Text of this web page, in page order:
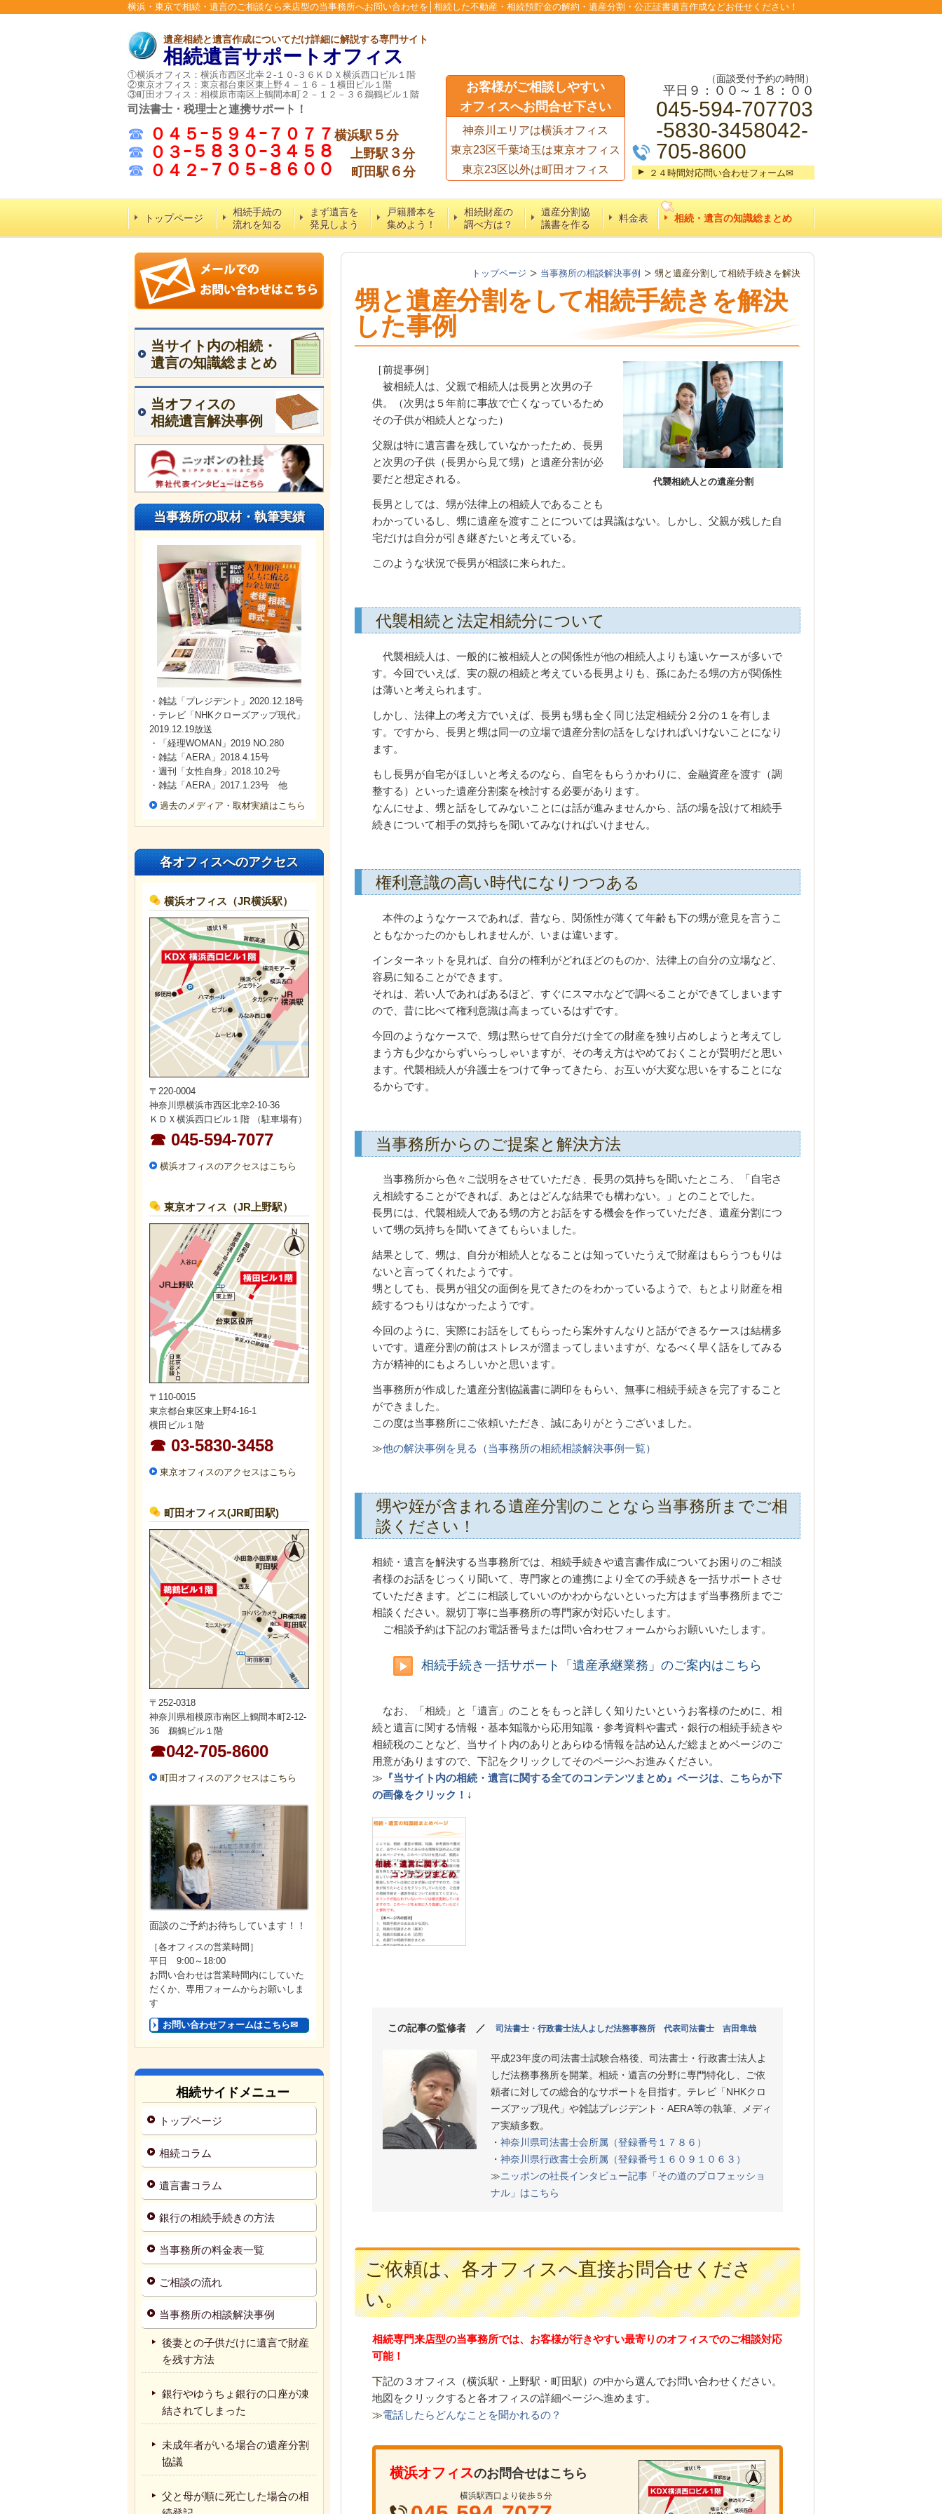
横浜・東京で相続・遺言のご相談なら来店型の当事務所へお問い合わせを│相続した不動産・相続預貯金の解約・遺産分割・公正証書遺言作成などお任せください！
遺産相続と遺言作成についてだけ詳細に解説する専門サイト
相続遺言サポートオフィス
①横浜オフィス：横浜市西区北幸２-１０-３６ＫＤＸ横浜西口ビル１階
②東京オフィス：東京都台東区東上野４－１６－１横田ビル１階
③町田オフィス：相模原市南区上鶴間本町２－１２－３６鵜鶴ビル１階
司法書士・税理士と連携サポート！
☎ ０４５ｰ５９４ｰ７０７７ 横浜駅 ５ 分
☎ ０３ｰ５８３０ｰ３４５８ 上野駅 ３ 分
☎ ０４２ｰ７０５ｰ８６００ 町田駅 ６ 分
お客様がご相談しやすい
オフィスへお問合せ下さい
神奈川エリアは横浜オフィス
東京23区千葉埼玉は東京オフィス
東京23区以外は町田オフィス
（面談受付予約の時間）
平日９：００～１８：００
045-594-707703
-5830-3458042-
705-8600
２４時間対応問い合わせフォーム✉
トップページ
相続手続の
流れを知る
まず遺言を
発見しよう
戸籍謄本を
集めよう！
相続財産の
調べ方は？
遺産分割協
議書を作る
料金表 相続・遺言の知識総まとめ
トップページ 当事務所の相談解決事例 甥と遺産分割して相続手続きを解決
甥と遺産分割をして相続手続きを解決
した事例
代襲相続人との遺産分割
［前提事例］
被相続人は、父親で相続人は長男と次男の子
供。（次男は５年前に事故で亡くなっているため
その子供が相続人となった）
父親は特に遺言書を残していなかったため、長男
と次男の子供（長男から見て甥）と遺産分割が必
要だと想定される。
長男としては、甥が法律上の相続人であることも
わかっているし、甥に遺産を渡すことについては異議はない。しかし、父親が残した自
宅だけは自分が引き継ぎたいと考えている。
このような状況で長男が相談に来られた。
代襲相続と法定相続分について
代襲相続人は、一般的に被相続人との関係性が他の相続人よりも遠いケースが多いで
す。今回でいえば、実の親の相続と考えている長男よりも、孫にあたる甥の方が関係性
は薄いと考えられます。
しかし、法律上の考え方でいえば、長男も甥も全く同じ法定相続分２分の１を有しま
す。ですから、長男と甥は同一の立場で遺産分割の話をしなければいけないことになり
ます。
もし長男が自宅がほしいと考えるのなら、自宅をもらうかわりに、金融資産を渡す（調
整する）といった遺産分割案を検討する必要があります。
なんにせよ、甥と話をしてみないことには話が進みませんから、話の場を設けて相続手
続きについて相手の気持ちを聞いてみなければいけません。
権利意識の高い時代になりつつある
本件のようなケースであれば、昔なら、関係性が薄くて年齢も下の甥が意見を言うこ
ともなかったのかもしれませんが、いまは違います。
インターネットを見れば、自分の権利がどれほどのものか、法律上の自分の立場など、
容易に知ることができます。
それは、若い人であればあるほど、すぐにスマホなどで調べることができてしまいます
ので、昔に比べて権利意識は高まっているはずです。
今回のようなケースで、甥は黙らせて自分だけ全ての財産を独り占めしようと考えてし
まう方も少なからずいらっしゃいますが、その考え方はやめておくことが賢明だと思い
ます。代襲相続人が弁護士をつけて争ってきたら、お互いが大変な思いをすることにな
るからです。
当事務所からのご提案と解決方法
当事務所から色々ご説明をさせていただき、長男の気持ちを聞いたところ、「自宅さ
え相続することができれば、あとはどんな結果でも構わない。」とのことでした。
長男には、代襲相続人である甥の方とお話をする機会を作っていただき、遺産分割につ
いて甥の気持ちを聞いてきてもらいました。
結果として、甥は、自分が相続人となることは知っていたうえで財産はもらうつもりは
ないと言ってくれたようです。
甥としても、長男が祖父の面倒を見てきたのをわかっているようで、もとより財産を相
続するつもりはなかったようです。
今回のように、実際にお話をしてもらったら案外すんなりと話ができるケースは結構多
いです。遺産分割の前はストレスが溜まってしまいますが、なるべく早く話をしてみる
方が精神的にもよろしいかと思います。
当事務所が作成した遺産分割協議書に調印をもらい、無事に相続手続きを完了すること
ができました。
この度は当事務所にご依頼いただき、誠にありがとうございました。
≫他の解決事例を見る（当事務所の相続相談解決事例一覧）
甥や姪が含まれる遺産分割のことなら当事務所までご相
談ください！
相続・遺言を解決する当事務所では、相続手続きや遺言書作成についてお困りのご相談
者様のお話をじっくり聞いて、専門家との連携により全ての手続きを一括サポートさせ
ていただきます。どこに相談していいのかわからないといった方はまず当事務所までご
相談ください。親切丁寧に当事務所の専門家が対応いたします。
ご相談予約は下記のお電話番号または問い合わせフォームからお願いいたします。
相続手続き一括サポート「遺産承継業務」のご案内はこちら
なお、「相続」と「遺言」のことをもっと詳しく知りたいというお客様のために、相
続と遺言に関する情報・基本知識から応用知識・参考資料や書式・銀行の相続手続きや
相続税のことなど、当サイト内のありとあらゆる情報を詰め込んだ総まとめページのご
用意がありますので、下記をクリックしてそのページへお進みください。
≫ 『当サイト内の相続・遺言に関する全てのコンテンツまとめ』ページは、こちらか下
の画像をクリック！ ↓
この記事の監修者 ／ 司法書士・行政書士法人よしだ法務事務所 代表司法書士 吉田隼哉
平成23年度の司法書士試験合格後、司法書士・行政書士法人よ
しだ法務事務所を開業。相続・遺言の分野に専門特化し、ご依
頼者に対しての総合的なサポートを目指す。テレビ「NHKクロ
ーズアップ現代」や雑誌プレジデント・AERA等の執筆、メディ
ア実績多数。
・ 神奈川県司法書士会所属（登録番号１７８６）
・ 神奈川県行政書士会所属（登録番号１６０９１０６３）
≫ニッポンの社長インタビュー記事「その道のプロフェッショ
ナル」はこちら
ご依頼は、各オフィスへ直接お問合せくださ
い。
相続専門来店型の当事務所では、お客様が行きやすい最寄りのオフィスでのご相談対応
可能！
下記の３オフィス（横浜駅・上野駅・町田駅）の中から選んでお問い合わせください。
地図をクリックすると各オフィスの詳細ページへ進めます。
≫電話したらどんなことを聞かれるの？
横浜オフィスのお問合せはこちら
横浜駅西口より徒歩５分
当サイト内の相続・
遺言の知識総まとめ
当オフィスの
相続遺言解決事例
当事務所の取材・執筆実績
・雑誌「プレジデント」2020.12.18号
・テレビ「NHKクローズアップ現代」
2019.12.19放送
・「経理WOMAN」2019 NO.280
・雑誌「AERA」2018.4.15号
・週刊「女性自身」2018.10.2号
・雑誌「AERA」2017.1.23号 他
過去のメディア・取材実績はこちら
各オフィスへのアクセス
横浜オフィス（JR横浜駅）
〒220-0004
神奈川県横浜市西区北幸2-10-36
ＫＤＸ横浜西口ビル１階 （駐車場有）
☎ 045-594-7077
横浜オフィスのアクセスはこちら
東京オフィス（JR上野駅）
〒110-0015
東京都台東区東上野4-16-1
横田ビル１階
☎ 03-5830-3458
東京オフィスのアクセスはこちら
町田オフィス(JR町田駅)
〒252-0318
神奈川県相模原市南区上鶴間本町2-12-
36 鵜鶴ビル１階
☎042-705-8600
町田オフィスのアクセスはこちら
面談のご予約お待ちしています！！
［各オフィスの営業時間］
平日 9:00～18:00
お問い合わせは営業時間内にしていた
だくか、専用フォームからお願いしま
す
お問い合わせフォームはこちら✉
相続サイドメニュー
トップページ
相続コラム
遺言書コラム
銀行の相続手続きの方法
当事務所の料金表一覧
ご相談の流れ
当事務所の相談解決事例
後妻との子供だけに遺言で財産
を残す方法
銀行やゆうちょ銀行の口座が凍
結されてしまった
未成年者がいる場合の遺産分割
協議
父と母が順に死亡した場合の相